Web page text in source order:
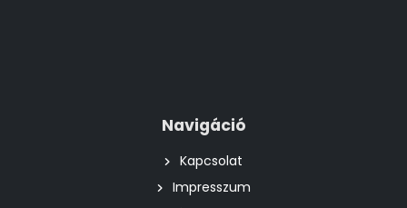
Navigáció
Kapcsolat
Impresszum